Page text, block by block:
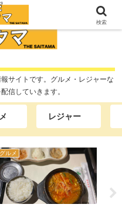
サイトです。グルメ・レジャーな
信していきます。
レジャー
イベント・話題
検索